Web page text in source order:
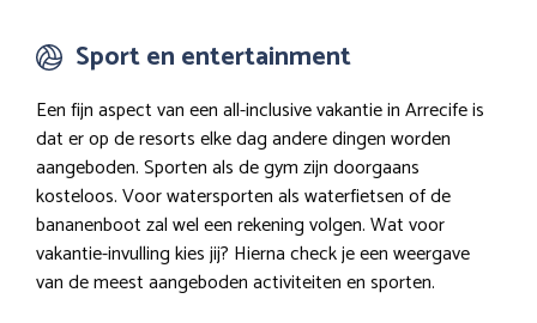
Sport en entertainment
Een fijn aspect van een all-inclusive vakantie in Arrecife is
dat er op de resorts elke dag andere dingen worden
aangeboden. Sporten als de gym zijn doorgaans
kosteloos. Voor watersporten als waterfietsen of de
bananenboot zal wel een rekening volgen. Wat voor
vakantie-invulling kies jij? Hierna check je een weergave
van de meest aangeboden activiteiten en sporten.